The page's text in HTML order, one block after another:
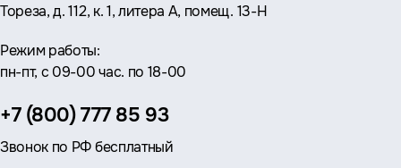
Тореза, д. 112, к. 1, литера А, помещ. 13-Н
Режим работы:
пн-пт, с 09-00 час. по 18-00
Телефон:
+7 (800) 777 85 93
Звонок по РФ бесплатный